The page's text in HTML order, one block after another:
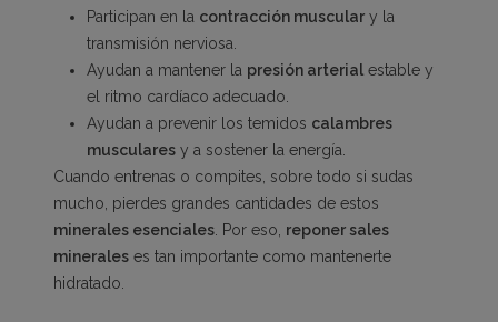
Participan en la contracción muscular y la
transmisión nerviosa.
Ayudan a mantener la presión arterial estable y
el ritmo cardíaco adecuado.
Ayudan a prevenir los temidos calambres
musculares y a sostener la energía.
Cuando entrenas o compites, sobre todo si sudas
mucho, pierdes grandes cantidades de estos
minerales esenciales . Por eso, reponer sales
minerales es tan importante como mantenerte
hidratado.